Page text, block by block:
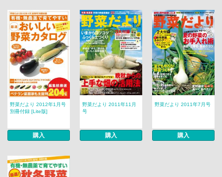
野菜だより 2012年1月号
別冊付録 [Lite版]
購入
野菜だより 2011年11月
号
購入
野菜だより 2011年7月号
購入